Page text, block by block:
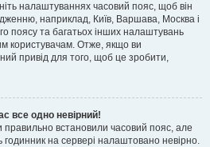
налаштуваннях часовий пояс, щоб він
наприклад, Київ, Варшава, Москва і
поясу та багатьох інших налаштувань
користувачам. Отже, якщо ви
привід для того, щоб це зробити,
все одно невірний!
встановили часовий пояс, але
годинник на сервері налаштовано невірно.